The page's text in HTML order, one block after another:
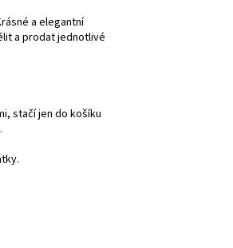
a elegantní
a prodat jednotlivé
stačí jen do košíku